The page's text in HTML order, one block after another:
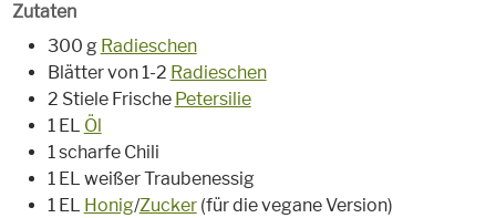
Zutaten
300 g Radieschen
Blätter von 1-2 Radieschen
2 Stiele Frische Petersilie
1 EL Öl
1 scharfe Chili
1 EL weißer Traubenessig
1 EL Honig/Zucker(für die vegane Version)